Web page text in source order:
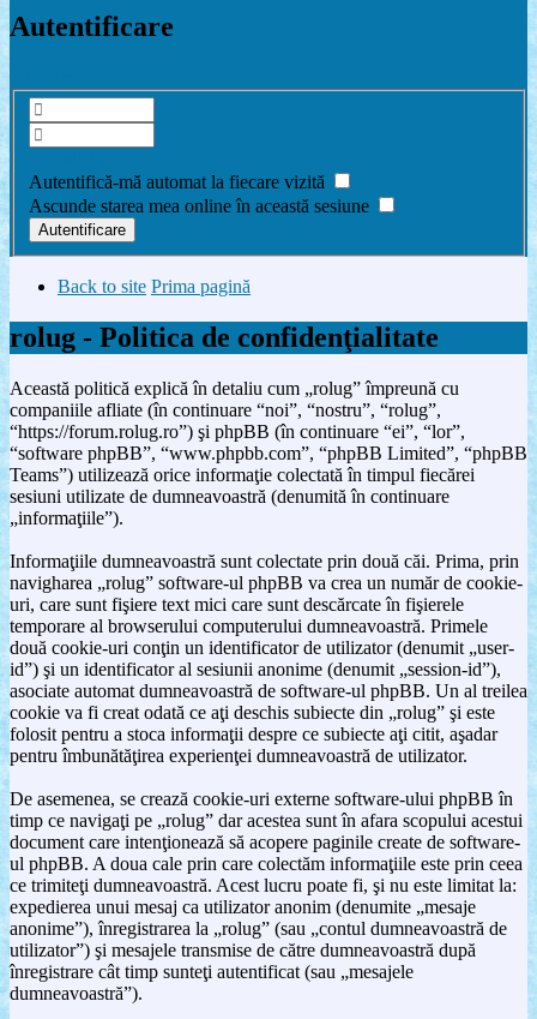
Autentificare
Autentifică-mă automat la fiecare vizită
Ascunde starea mea online în această sesiune
Back to site Prima pagină
rolug - Politica de confidenţialitate
Această politică explică în detaliu cum „rolug” împreună cu
companiile afliate (în continuare “noi”, “nostru”, “rolug”,
“https://forum.rolug.ro”) şi phpBB (în continuare “ei”, “lor”,
“software phpBB”, “www.phpbb.com”, “phpBB Limited”, “phpBB
Teams”) utilizează orice informaţie colectată în timpul fiecărei
sesiuni utilizate de dumneavoastră (denumită în continuare
„informaţiile”).
Informaţiile dumneavoastră sunt colectate prin două căi. Prima, prin
navigharea „rolug” software-ul phpBB va crea un număr de cookie-
uri, care sunt fişiere text mici care sunt descărcate în fişierele
temporare al browserului computerului dumneavoastră. Primele
două cookie-uri conţin un identificator de utilizator (denumit „user-
id”) şi un identificator al sesiunii anonime (denumit „session-id”),
asociate automat dumneavoastră de software-ul phpBB. Un al treilea
cookie va fi creat odată ce aţi deschis subiecte din „rolug” şi este
folosit pentru a stoca informaţii despre ce subiecte aţi citit, aşadar
pentru îmbunătăţirea experienţei dumneavoastră de utilizator.
De asemenea, se crează cookie-uri externe software-ului phpBB în
timp ce navigaţi pe „rolug” dar acestea sunt în afara scopului acestui
document care intenţionează să acopere paginile create de software-
ul phpBB. A doua cale prin care colectăm informaţiile este prin ceea
ce trimiteţi dumneavoastră. Acest lucru poate fi, şi nu este limitat la:
expedierea unui mesaj ca utilizator anonim (denumite „mesaje
anonime”), înregistrarea la „rolug” (sau „contul dumneavoastră de
utilizator”) şi mesajele transmise de către dumneavoastră după
înregistrare cât timp sunteţi autentificat (sau „mesajele
dumneavoastră”).